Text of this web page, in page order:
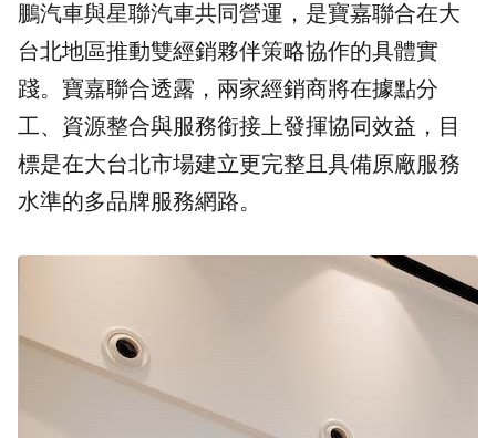
鵬汽車與星聯汽車共同營運，是寶嘉聯合在大
台北地區推動雙經銷夥伴策略協作的具體實
踐。寶嘉聯合透露，兩家經銷商將在據點分
工、資源整合與服務銜接上發揮協同效益，目
標是在大台北市場建立更完整且具備原廠服務
水準的多品牌服務網路。